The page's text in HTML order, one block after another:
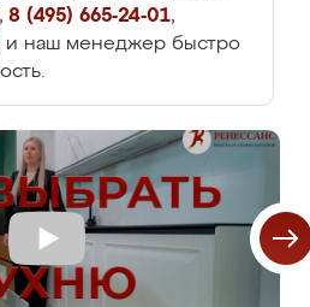
, 8 (495) 665-24-01,
и наш менеджер быстро